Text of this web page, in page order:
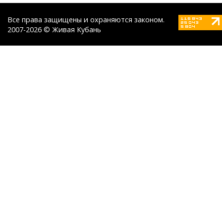
Все права защищены и охраняются законом.
2007-2026 © Живая Кубань